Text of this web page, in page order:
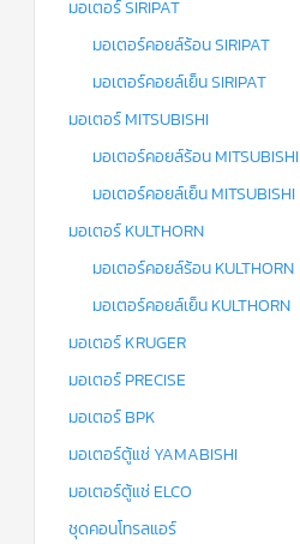
มอเตอร์ SIRIPAT
มอเตอร์คอยล์ร้อน SIRIPAT
มอเตอร์คอยล์เย็น SIRIPAT
มอเตอร์ MITSUBISHI
มอเตอร์คอยล์ร้อน MITSUBISHI
มอเตอร์คอยล์เย็น MITSUBISHI
มอเตอร์ KULTHORN
มอเตอร์คอยล์ร้อน KULTHORN
มอเตอร์คอยล์เย็น KULTHORN
มอเตอร์ KRUGER
มอเตอร์ PRECISE
มอเตอร์ BPK
มอเตอร์ตู้แช่ YAMABISHI
มอเตอร์ตู้แช่ ELCO
ชุดคอนโทรลแอร์